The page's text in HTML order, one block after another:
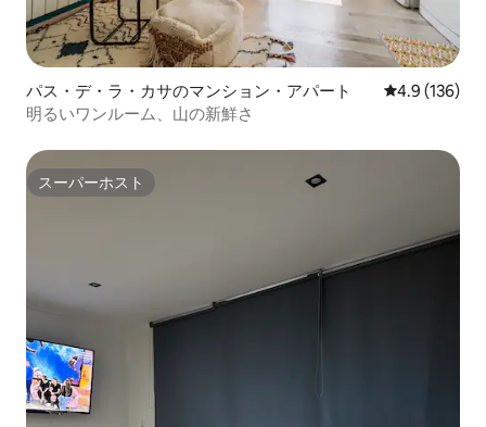
パス・デ・ラ・カサのマンション・アパート レビュー136
4.9 (136)
明るいワンルーム、山の新鮮さ
スーパーホスト
スーパーホスト